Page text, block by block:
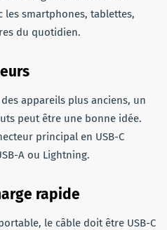
les smartphones, tablettes,
du quotidien.
appareils plus anciens, un
peut être une bonne idée.
principal en USB-C
A ou Lightning.
rapide
le câble doit être USB-C